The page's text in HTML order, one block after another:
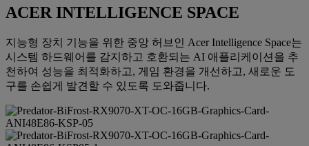
ACER INTELLIGENCE SPACE
지능형 장치 기능을 위한 중앙 허브인 Acer Intelligence Space는
시스템 하드웨어를 감지하고 호환되는 AI 애플리케이션을 추
천하여 성능을 최적화하고, 게임 환경을 개선하고, 새로운 도
구를 손쉽게 발견할 수 있도록 도와줍니다.